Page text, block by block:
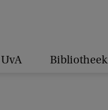
Bibliotheek